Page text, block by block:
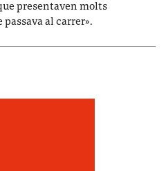
presentaven molts
al carrer».